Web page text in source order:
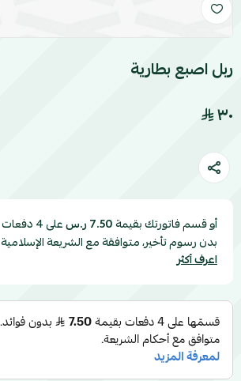
ربل اصبع بطارية
٣٠
أو قسم فاتورتك بقيمة7.50 ر.س على4دفعات
بدون رسوم تأخير، متوافقة مع الشريعة الإسلامية
اعرف أكثر